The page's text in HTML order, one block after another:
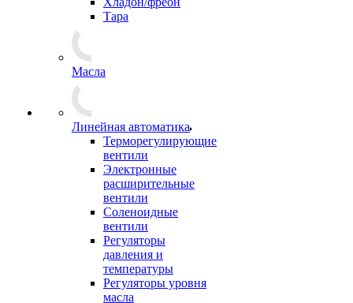
Тара
Масла
Линейная автоматика
Терморегулирующие
вентили
Электронные
расширительные
вентили
Соленоидные
вентили
Регуляторы
давления и
температуры
Регуляторы уровня
масла